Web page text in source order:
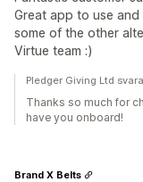
Great app to use
some of the other
Virtue team :)
Pledger Giving Ltd
Thanks so much for
have you onboard!
Brand X Belts